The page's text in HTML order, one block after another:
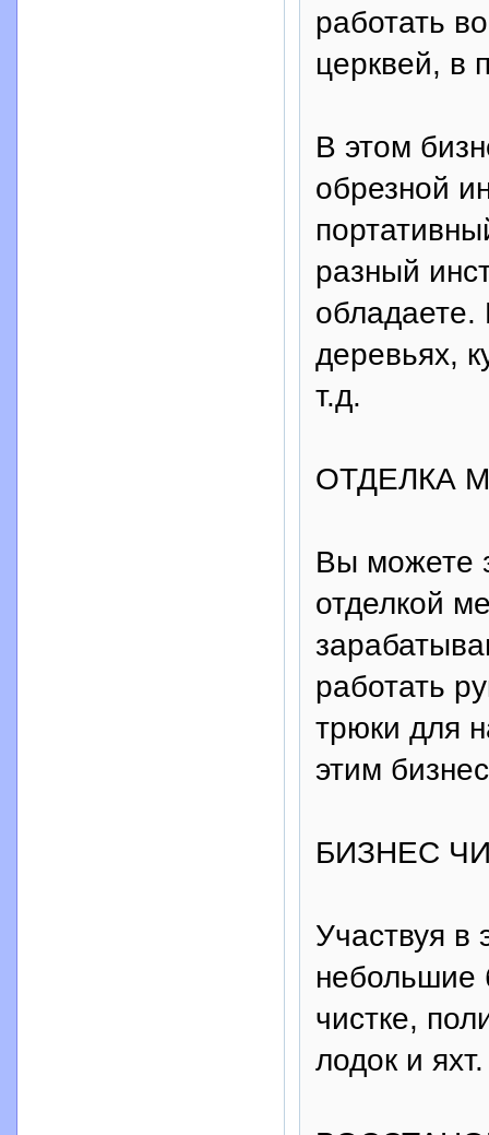
работать
церквей, в
В этом
обрезной
разный
обладаете.
деревьях,
т.д.
ОТДЕЛКА
Вы можете
отделкой
работать
трюки для
этим
БИЗНЕС
Участвуя в
небольшие
чистке,
лодок и яхт.